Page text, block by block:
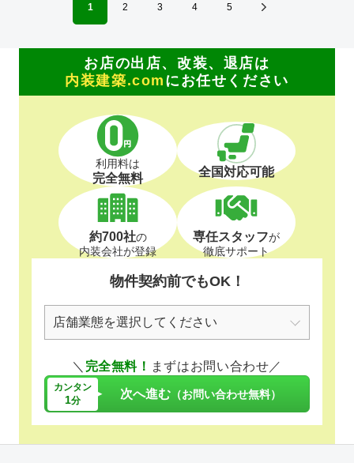
1 2 3 4 5
お店の出店、改装、退店は
内装建築.com にお任せください
利用料は
完全無料 全国対応可能
約700社の
内装会社が登録
専任スタッフが
徹底サポート
物件契約前でもOK！
＼ 完全無料！ まずはお問い合わせ／
カンタン
1分 次へ進む （お問い合わせ無料）